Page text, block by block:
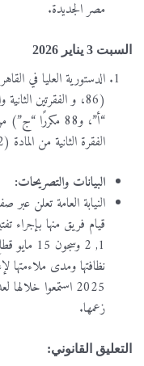
مصر الجديدة.
السبت 3 يناير 2026
الدستورية العليا في
الفقرة الثانية من المادة (12) من قانون مكافحة الإرهاب.
البيانات والتصريحات:
النيابة العامة تعلن
نظافتها ومدى ملاءمتها
2025 استمعوا
زعمها.
التعليق القانوني: